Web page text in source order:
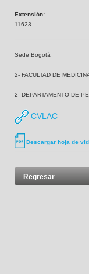
Extensión:
11623
Sede Bogotá
2- FACULTAD DE
2- DEPARTAMENTO DE
CVLAC
Descargar hoja de
Regresar